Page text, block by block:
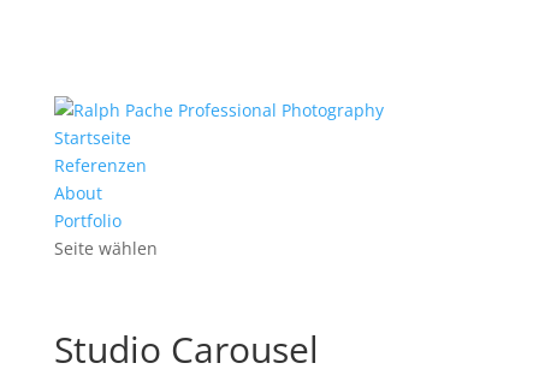
Startseite
Referenzen
About
Portfolio
Seite wählen
Studio Carousel